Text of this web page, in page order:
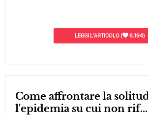
LEGGI L'ARTICOLO( 6.194)
Come affrontare la solitudine:
l'epidemia su cui non rif...